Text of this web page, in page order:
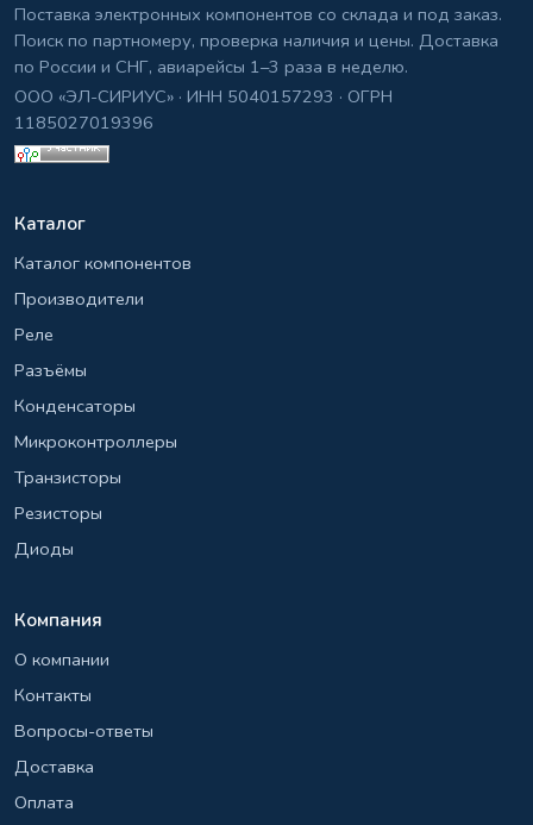
Поставка электронных компонентов со склада и под заказ.
Поиск по партномеру, проверка наличия и цены. Доставка
по России и СНГ, авиарейсы 1–3 раза в неделю.
ООО «ЭЛ-СИРИУС» · ИНН 5040157293 · ОГРН
1185027019396
Каталог
Каталог компонентов
Производители
Реле
Разъёмы
Конденсаторы
Микроконтроллеры
Транзисторы
Резисторы
Диоды
Компания
О компании
Контакты
Вопросы-ответы
Доставка
Оплата